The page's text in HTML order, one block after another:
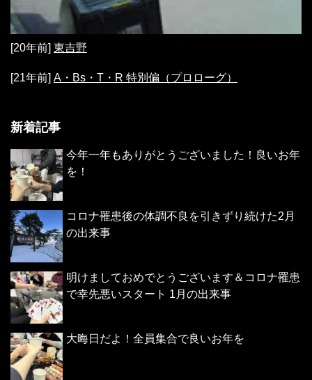
[20年前] 東吉野
[21年前] A・Bs・T・R 特別偏（プロローグ）
新着記事
今年一年もありがとうございました！良いお年
を！
コロナ罹患後の体調不良を引きずり続けた2月
の出来事
明けましておめでとうございます＆コロナ罹患
で幸先悪いスタート 1月の出来事
大晦日だよ！全員集合で良いお年を